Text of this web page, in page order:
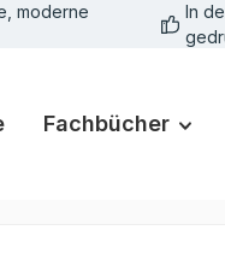
moderne
In
Fachbücher